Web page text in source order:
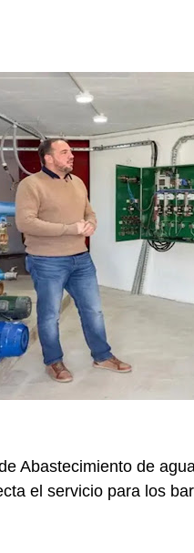
Abastecimiento de
el servicio para los